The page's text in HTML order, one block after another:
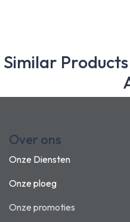
Similar
Over ons
Onze Diensten
Onze ploeg
Onze promoties